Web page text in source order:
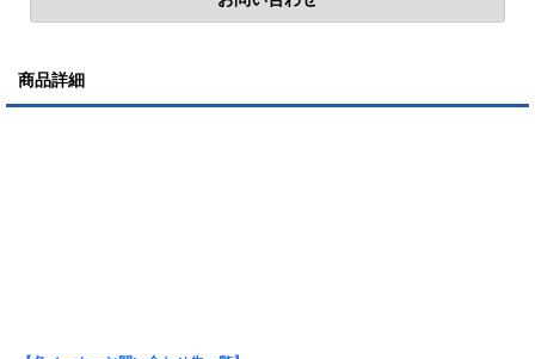
商品詳細